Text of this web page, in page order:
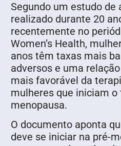
Segundo um estudo
realizado durante 20
recentemente no
Women’s Health,
anos têm taxas mais
adversos e uma
mais favorável da
mulheres que iniciam
menopausa.
O documento aponta
deve se iniciar na pré-